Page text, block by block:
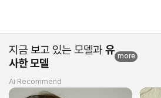
지금 보고 있는 모델과 유
사한 모델
more
Ai Recommend